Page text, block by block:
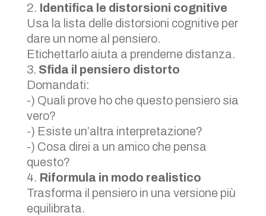
Identifica le distorsioni cognitive
Usa la lista delle distorsioni cognitive per
dare un nome al pensiero.
Etichettarlo aiuta a prenderne distanza.
Sfida il pensiero distorto
Domandati:
-) Quali prove ho che questo pensiero sia
vero?
-) Esiste un’altra interpretazione?
-) Cosa direi a un amico che pensa
questo?
Riformula in modo realistico
Trasforma il pensiero in una versione più
equilibrata.